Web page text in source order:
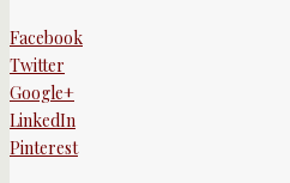
Facebook
Twitter
Google+
LinkedIn
Pinterest